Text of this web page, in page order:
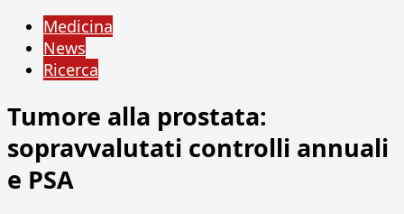
Medicina
News
Ricerca
Tumore alla prostata:
sopravvalutati controlli annuali
e PSA